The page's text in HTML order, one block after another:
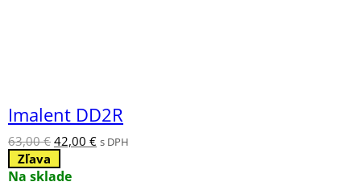
Imalent DD2R
63,00€ Pôvodná
cena
bola:
42,00 €Aktuálna
s DPH
Zľava
Na sklade